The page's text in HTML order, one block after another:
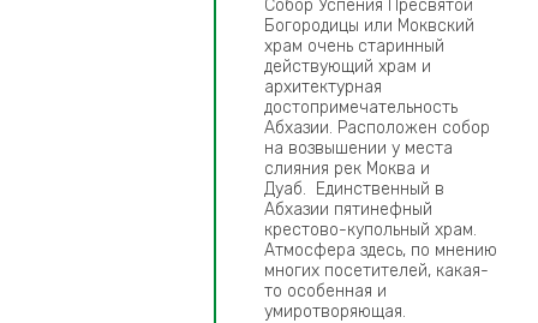
Собор Успения Пресвятой
Богородицы или Моквский
храм очень старинный
действующий храм и
архитектурная
достопримечательность
Абхазии. Расположен собор
на возвышении у места
слияния рек Моква и
Дуаб. Единственный в
Абхазии пятинефный
крестово-купольный храм.
Атмосфера здесь, по мнению
многих посетителей, какая-
то особенная и
умиротворяющая.